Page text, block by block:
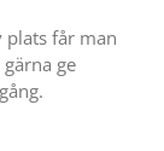
plats får man
ge